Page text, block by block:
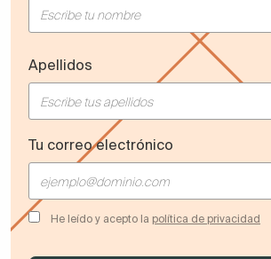
Apellidos
Tu correo electrónico
He leído y acepto la política de privacidad